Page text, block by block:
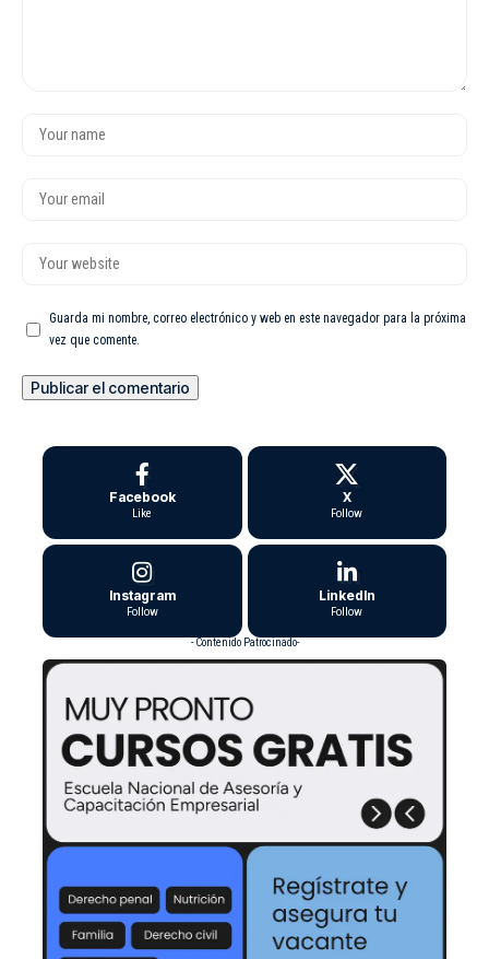
Guarda mi nombre, correo electrónico y web en este navegador para la próxima
vez que comente.
Facebook
Like
X
Follow
Instagram
Follow
LinkedIn
Follow
- Contenido Patrocinado-